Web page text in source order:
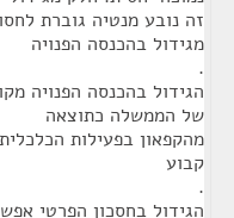
זה נובע מנטיה גוברת
מגידול בהכנסה הפנויה
.
הגידול בהכנסה הפנויה
של הממשלה כתוצאה
מהקפאון בפעילות
קבוע
.
הגידול בחסכון הפרטי